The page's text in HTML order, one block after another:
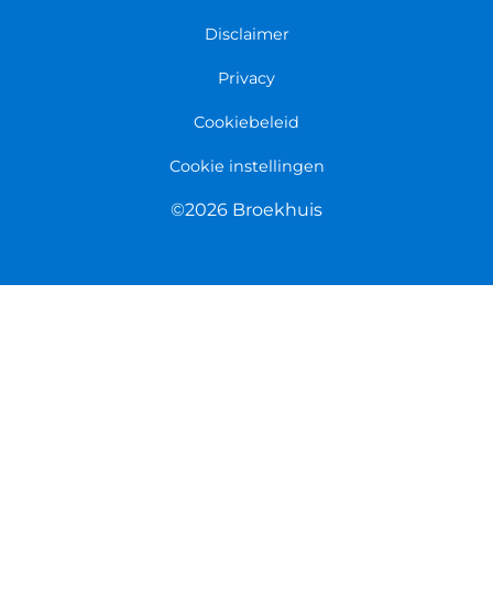
Disclaimer
Privacy
Cookiebeleid
Cookie instellingen
©2026 Broekhuis